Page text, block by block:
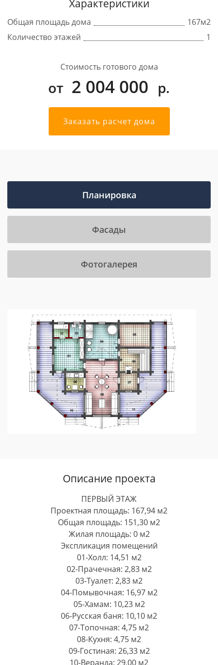
Характеристики
Общая площадь дома 167м2
Количество этажей
1
Стоимость готового дома
от 2 004 000 р.
Заказать расчет дома
Планировка
Фасады
Фотогалерея
Описание проекта
ПЕРВЫЙ ЭТАЖ
Проектная площадь: 167,94 м2
Общая площадь: 151,30 м2
Жилая площадь: 0 м2
Экспликация помещений
01-Холл: 14,51 м2
02-Прачечная: 2,83 м2
03-Туалет: 2,83 м2
04-Помывочная: 16,97 м2
05-Хамам: 10,23 м2
06-Русская баня: 10,10 м2
07-Топочная: 4,75 м2
08-Кухня: 4,75 м2
09-Гостиная: 26,33 м2
10-Веранда: 29,00 м2